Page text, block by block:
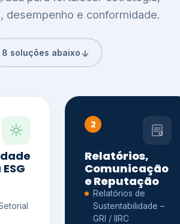
desempenho e conformidade.
8 soluções abaixo
2
Relatórios,
Comunicação
e Reputação
Relatórios de
Sustentabilidade –
GRI / IIRC